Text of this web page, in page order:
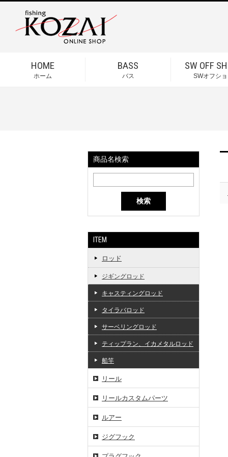
HOME
ホーム
BASS
バス
SW OFF
SWオフシ
商品名検索
検索
ITEM
ロッド
ジギングロッド
キャスティングロッド
タイラバロッド
サーベリングロッド
ティップラン、イカメタルロッド
船竿
リール
リールカスタムパーツ
ルアー
ジグフック